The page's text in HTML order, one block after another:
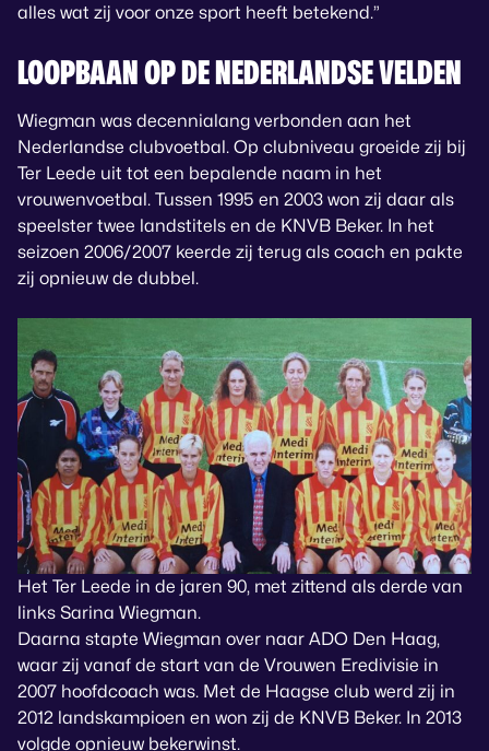
alles wat zij voor onze sport heeft betekend.”
LOOPBAAN OP DE NEDERLANDSE VELDEN
Wiegman was decennialang verbonden aan het
Nederlandse clubvoetbal. Op clubniveau groeide zij bij
Ter Leede uit tot een bepalende naam in het
vrouwenvoetbal. Tussen 1995 en 2003 won zij daar als
speelster twee landstitels en de KNVB Beker. In het
seizoen 2006/2007 keerde zij terug als coach en pakte
zij opnieuw de dubbel.
Het Ter Leede in de jaren 90, met zittend als derde van
links Sarina Wiegman.
Daarna stapte Wiegman over naar ADO Den Haag,
waar zij vanaf de start van de Vrouwen Eredivisie in
2007 hoofdcoach was. Met de Haagse club werd zij in
2012 landskampioen en won zij de KNVB Beker. In 2013
volgde opnieuw bekerwinst.